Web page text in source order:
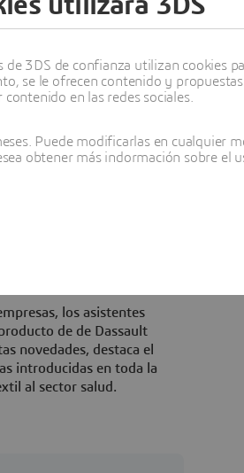
Dassault Systèmes (DS)
para la gestión del
sus clientes europeos, y
excepcional el parque
sesiones de
La innovación
el discurso inaugural de
abordó las
con el diseño
en el encuentro
de DS y los últimos
de uso real de
los asistentes
de de Dassault
novedades, destaca el
introducidas en toda la
al sector salud.
de 3DS de confianza utilizan cookies
se le ofrecen contenido y
en las redes sociales.
Puede modificarlas en cualquier
obtener más indormación sobre el